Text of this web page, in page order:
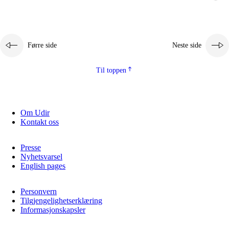
Førre side Neste side
Til toppen
Om Udir
Kontakt oss
Presse
Nyhetsvarsel
English pages
Personvern
Tilgjengelighetserklæring
Informasjonskapsler